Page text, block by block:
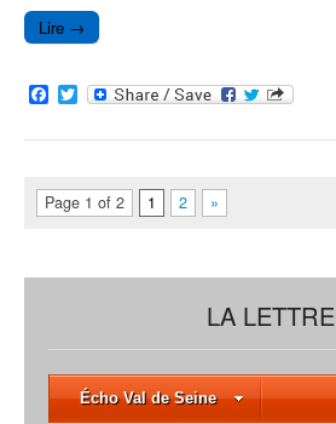
Lire →
F
a
c
o
o
T
w
i
e
r
Page 1 of 2 1 2 »
LA LETTRE
Écho Val de Seine